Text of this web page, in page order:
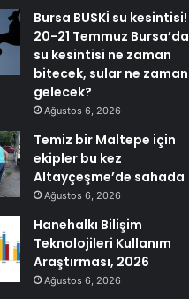
Bursa BUSKİ su kesintisi!
20-21 Temmuz Bursa’da
su kesintisi ne zaman
bitecek, sular ne zaman
gelecek?
Ağustos 6, 2026
Temiz bir Maltepe için
ekipler bu kez
Altayçeşme’de sahada
Ağustos 6, 2026
Hanehalkı Bilişim
Teknolojileri Kullanım
Araştırması, 2026
Ağustos 6, 2026